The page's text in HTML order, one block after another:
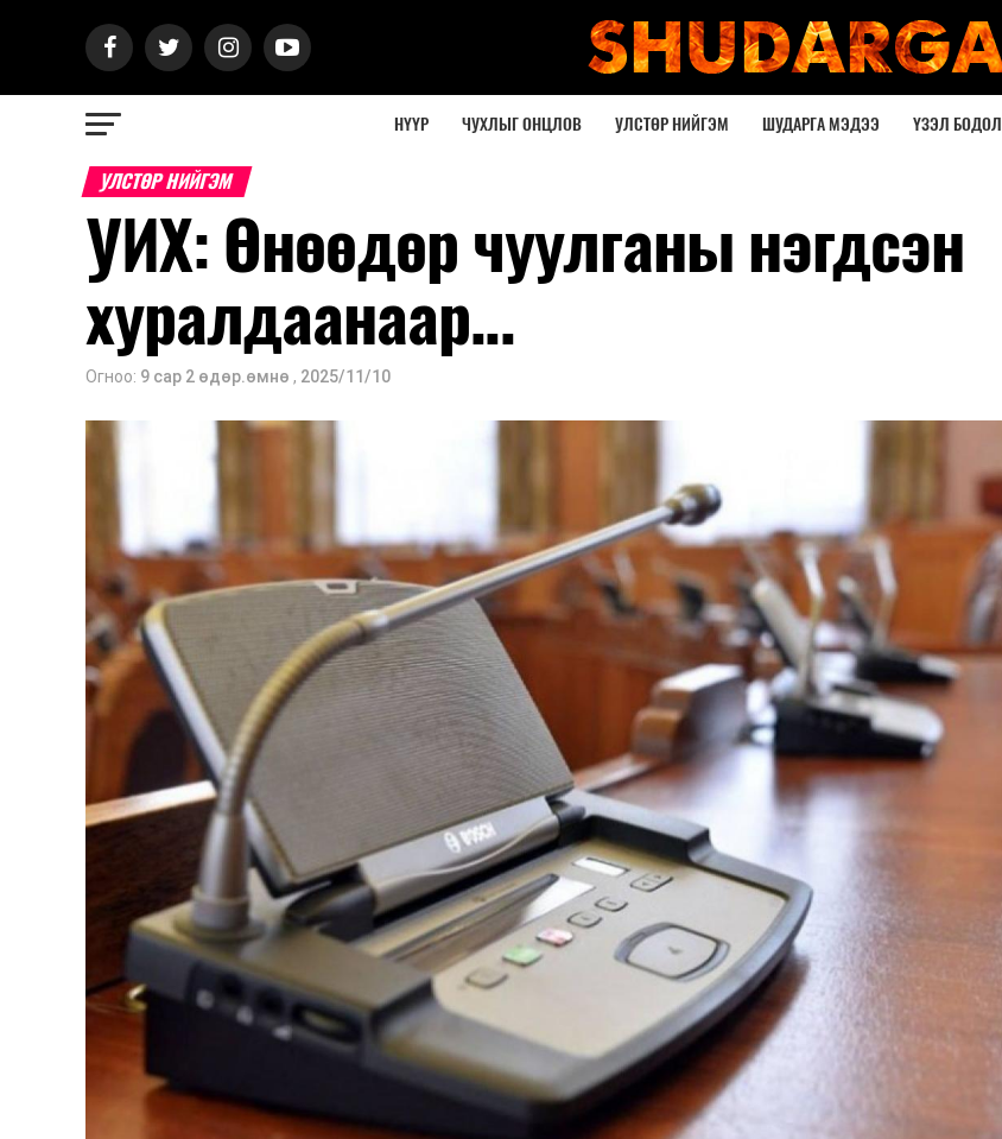
НҮҮР ЧУХЛЫГ ОНЦЛОВ УЛСТӨР НИЙГЭМ ШУДАРГА МЭДЭЭ ҮЗЭЛ БОДОЛ
УЛСТӨР НИЙГЭМ
УИХ: Өнөөдөр чуулганы нэгдсэн
хуралдаанаар...
Огноо: 9 сар 2 өдөр.өмнө , 2025/11/10